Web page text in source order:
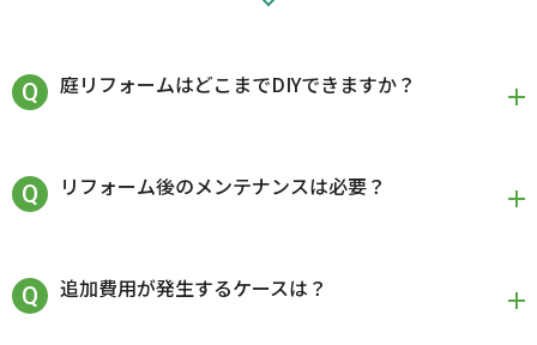
庭リフォームはどこまでDIYできますか？
リフォーム後のメンテナンスは必要？
追加費用が発生するケースは？